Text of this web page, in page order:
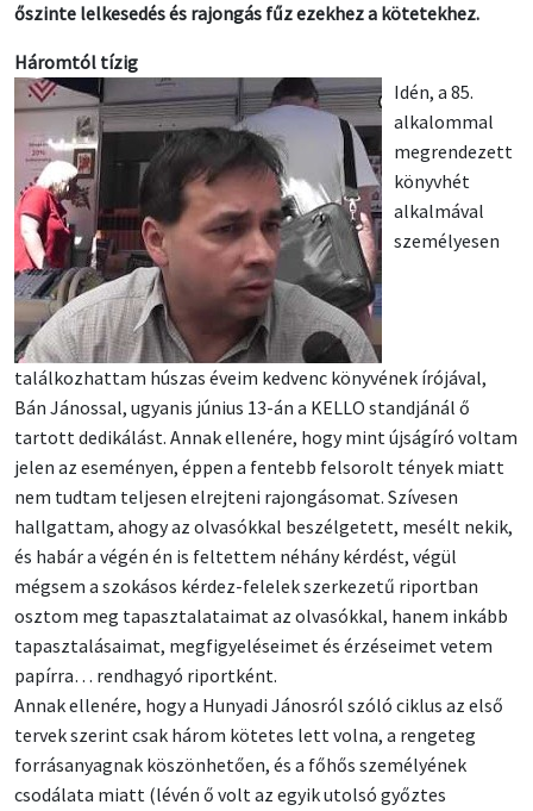
őszinte lelkesedés és rajongás fűz ezekhez a kötetekhez.
Háromtól tízig
Idén, a 85.
alkalommal
megrendezett
könyvhét
alkalmával
személyesen
találkozhattam húszas éveim kedvenc könyvének írójával,
Bán Jánossal, ugyanis június 13-án a KELLO standjánál ő
tartott dedikálást. Annak ellenére, hogy mint újságíró voltam
jelen az eseményen, éppen a fentebb felsorolt tények miatt
nem tudtam teljesen elrejteni rajongásomat. Szívesen
hallgattam, ahogy az olvasókkal beszélgetett, mesélt nekik,
és habár a végén én is feltettem néhány kérdést, végül
mégsem a szokásos kérdez-felelek szerkezetű riportban
osztom meg tapasztalataimat az olvasókkal, hanem inkább
tapasztalásaimat, megfigyeléseimet és érzéseimet vetem
papírra… rendhagyó riportként.
Annak ellenére, hogy a Hunyadi Jánosról szóló ciklus az első
tervek szerint csak három kötetes lett volna, a rengeteg
forrásanyagnak köszönhetően, és a főhős személyének
csodálata miatt (lévén ő volt az egyik utolsó győztes